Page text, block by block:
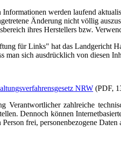
werden laufend
Änderung nicht völlig
ihres Herstellers bzw.
für Links" hat das Landgericht
man sich ausdrücklich von diesen
NRW (PDF,
zahlreiche
Dennoch können
frei, personenbezogene